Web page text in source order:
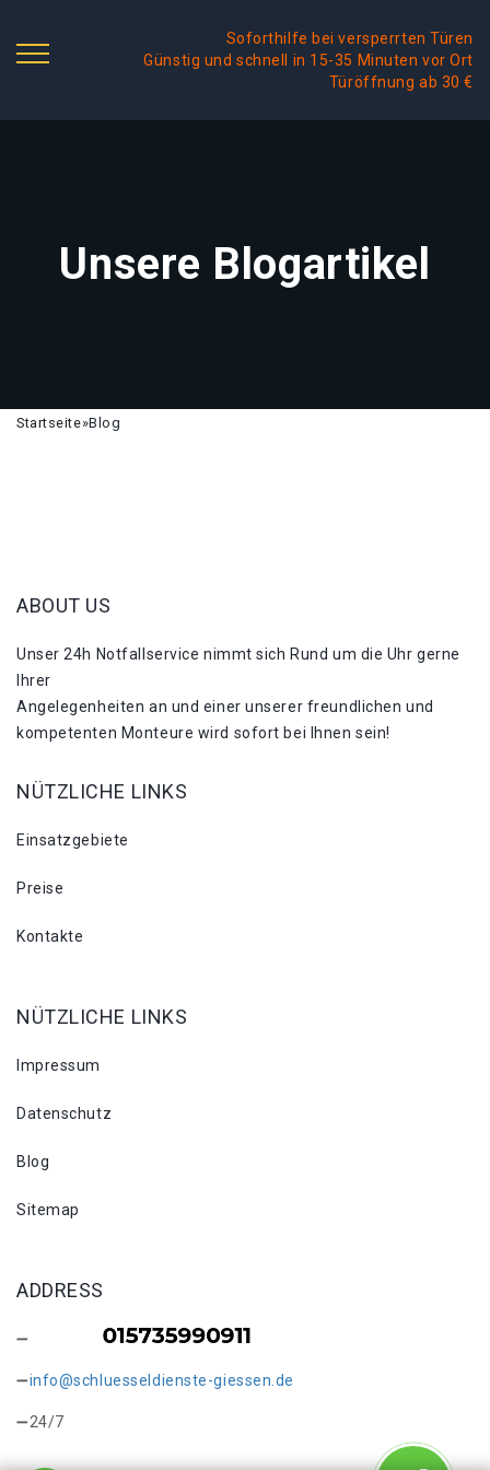
Soforthilfe bei versperrten Türen
Günstig und schnell in 15-35 Minuten vor Ort
Türöffnung ab 30 €
Unsere Blogartikel
Startseite»Blog
ABOUT US
Unser 24h Notfallservice nimmt sich Rund um die Uhr gerne
Ihrer
Angelegenheiten an und einer unserer freundlichen und
kompetenten Monteure wird sofort bei Ihnen sein!
NÜTZLICHE LINKS
Einsatzgebiete
Preise
Kontakte
NÜTZLICHE LINKS
Impressum
Datenschutz
Blog
Sitemap
ADDRESS
info@schluesseldienste-giessen.de
24/7